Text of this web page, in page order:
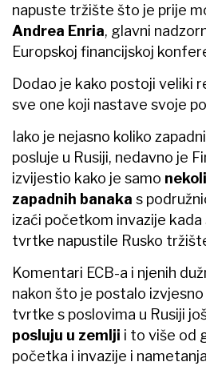
napuste tržište što je prije
Andrea Enria, glavni
Europskoj financijskoj
Dodao je kako postoji veliki
sve one koji nastave svoje
Iako je nejasno koliko
posluje u Rusiji, nedavno je
izvijestio kako je samo
zapadnih banaka s
izaći početkom invazije
tvrtke napustile Rusko
Komentari ECB-a i njenih
nakon što je postalo
tvrtke s poslovima u Rusiji
posluju u zemlji i to više od
početka i invazije i